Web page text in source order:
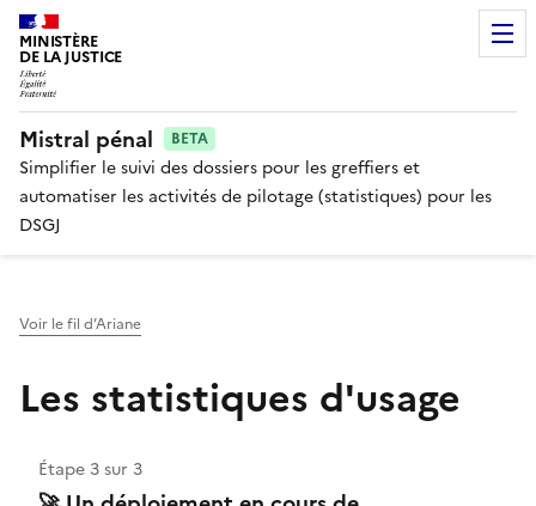
MINISTÈRE
DE LA JUSTICE
Mistral pénal BETA
Simplifier le suivi des dossiers pour les greffiers et
automatiser les activités de pilotage (statistiques) pour les
DSGJ
Voir le fil d’Ariane
Les statistiques d'usage
Étape 3 sur 3